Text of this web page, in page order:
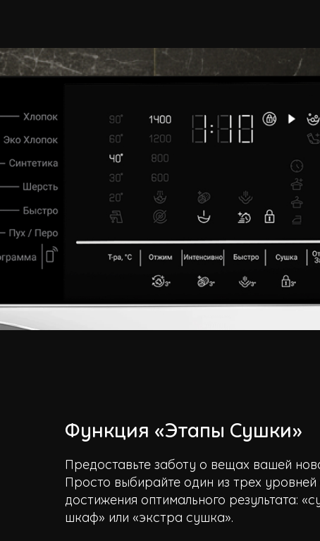
Функция «Этапы Сушки»
Предоставьте заботу о вещах вашей
Просто выбирайте один из трех
достижения оптимального результата:
шкаф» или «экстра сушка».